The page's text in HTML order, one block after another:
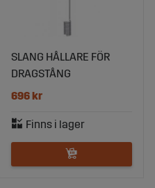
SLANG HÅLLARE FÖR
DRAGSTÅNG
696 kr